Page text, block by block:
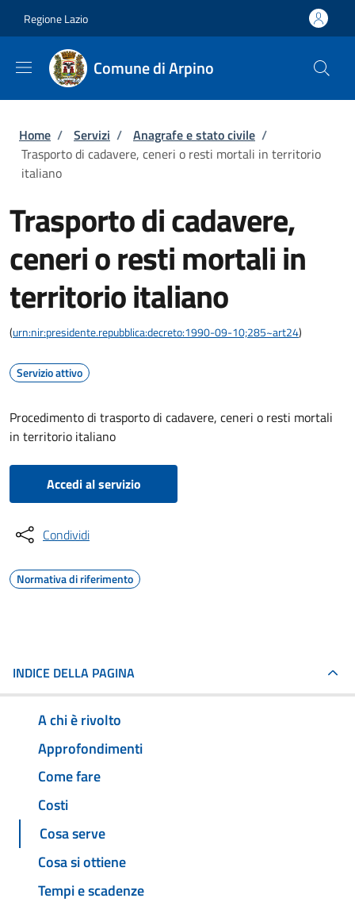
Regione Lazio
Comune di Arpino
Briciole di pane
Home / Servizi / Anagrafe e stato civile /
Trasporto di cadavere, ceneri o resti mortali in territorio
italiano
Trasporto di cadavere,
ceneri o resti mortali in
territorio italiano
(urn:nir:presidente.repubblica:decreto:1990-09-10;285~art24)
Servizio attivo
Procedimento di trasporto di cadavere, ceneri o resti mortali
in territorio italiano
Accedi al servizio
Condividi
Normativa di riferimento
INDICE DELLA PAGINA
A chi è rivolto
Approfondimenti
Come fare
Costi
Cosa serve
Cosa si ottiene
Tempi e scadenze